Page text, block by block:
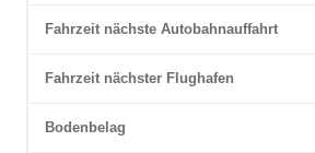
Fahrzeit nächste Autobahnauffahrt
Fahrzeit nächster Flughafen
Bodenbelag